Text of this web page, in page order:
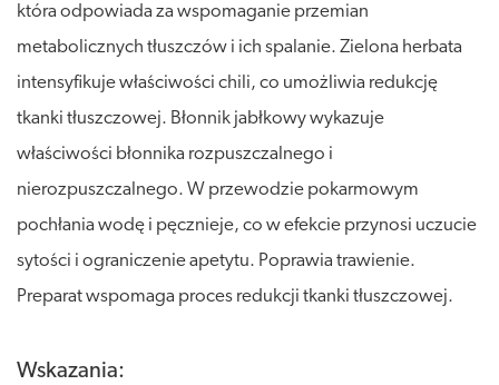
która odpowiada za wspomaganie przemian
metabolicznych tłuszczów i ich spalanie. Zielona herbata
intensyfikuje właściwości chili, co umożliwia redukcję
tkanki tłuszczowej. Błonnik jabłkowy wykazuje
właściwości błonnika rozpuszczalnego i
nierozpuszczalnego. W przewodzie pokarmowym
pochłania wodę i pęcznieje, co w efekcie przynosi uczucie
sytości i ograniczenie apetytu. Poprawia trawienie.
Preparat wspomaga proces redukcji tkanki tłuszczowej.
Wskazania: